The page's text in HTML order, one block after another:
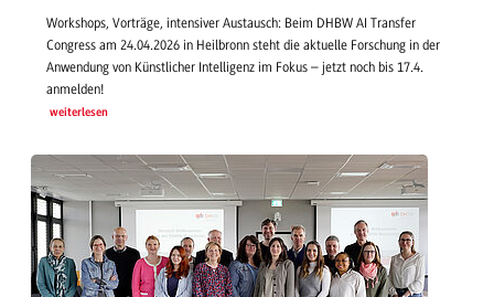
Workshops, Vorträge, intensiver Austausch: Beim DHBW AI Transfer
Congress am 24.04.2026 in Heilbronn steht die aktuelle Forschung in der
Anwendung von Künstlicher Intelligenz im Fokus – jetzt noch bis 17.4.
anmelden!
weiterlesen